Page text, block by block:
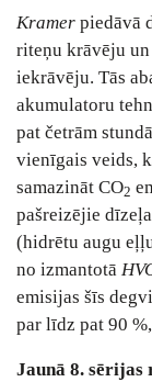
Kramer piedāvā
riteņu krāvēju
iekrāvēju. Tās
akumulatoru
pat četrām
vienīgais veids,
samazināt CO2
pašreizējie
(hidrētu augu
no izmantotā
emisijas šīs
par līdz pat 90
Jaunā 8. sērijas